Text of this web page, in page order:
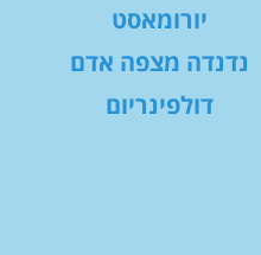
יורומאסט
נדנדה מצפה אדם
דולפינריום